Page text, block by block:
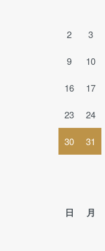
2 3
9 10
16 17
23 24
30 31
日 月